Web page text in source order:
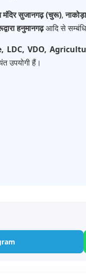
सुजानगढ़ (चुरू),
हनुमानगढ़आदि से
LDC, VDO,
उपयोगी हैं।